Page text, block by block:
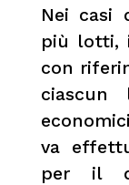
Nei casi
più lotti,
con
ciascun
va
per il